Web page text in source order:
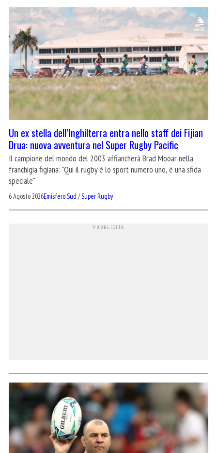
Un ex stella dell’Inghilterra entra nello staff dei Fijian
Drua: nuova avventura nel Super Rugby Pacific
Il campione del mondo del 2003 affiancherà Brad Mooar nella
franchigia figiana: "Qui il rugby è lo sport numero uno, è una sfida
speciale"
6 Agosto 2026Emisfero Sud /Super Rugby